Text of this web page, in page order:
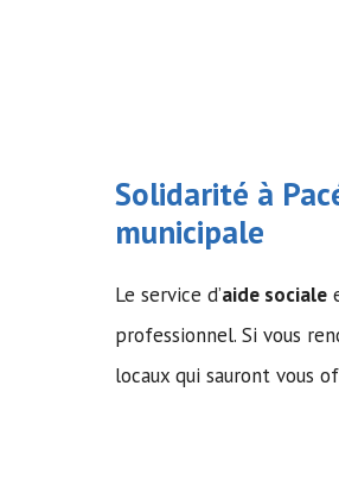
Solidarité à
municipale
Le service d’aide sociale
professionnel. Si vous
locaux qui sauront vous